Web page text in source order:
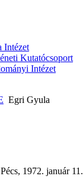
Intézet
Kutatócsoport
Intézet
Egri Gyula
1972. január 11.